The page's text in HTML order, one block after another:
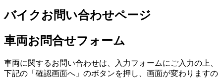
バイクお問い合わせページ
車両お問合せフォーム
車両に関するお問い合わせは、入力フォームにご入力の上、
下記の「確認画面へ」のボタンを押し、画面が変わりますの